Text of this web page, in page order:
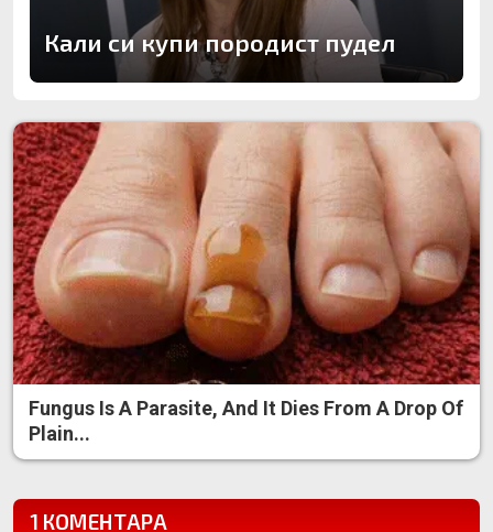
Кали си купи породист пудел
Fungus Is A Parasite, And It Dies From A Drop Of
Plain...
1 КОМЕНТАРА